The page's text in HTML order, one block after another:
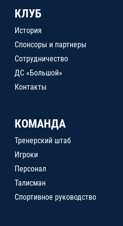
КЛУБ
История
Спонсоры и партнеры
Сотрудничество
ДС «Большой»
Контакты
КОМАНДА
Тренерский штаб
Игроки
Персонал
Талисман
Спортивное руководство